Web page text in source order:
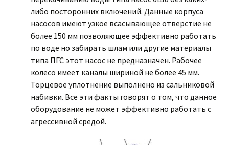
либо посторонних включений. Данные корпуса
насосов имеют узкое всасывающее отверстие не
более 150 мм позволяющее эффективно работать
по воде но забирать шлам или другие материалы
типа ПГС этот насос не предназначен. Рабочее
колесо имеет каналы шириной не более 45 мм.
Торцевое уплотнение выполнено из сальниковой
набивки. Все эти факты говорят о том, что данное
оборудование не может эффективно работать с
агрессивной средой.